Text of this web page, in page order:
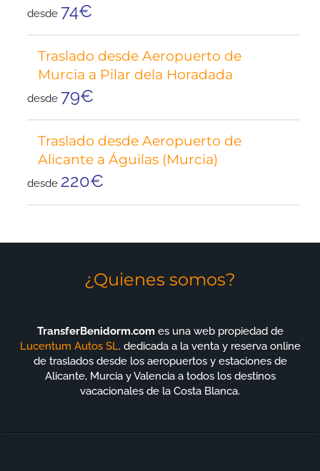
desde 74€
Traslado desde Aeropuerto de
Murcia a Pilar dela Horadada
desde 79€
Traslado desde Aeropuerto de
Alicante a Águilas (Murcia)
desde 220€
¿Quienes somos?
TransferBenidorm.com es una web propiedad de
Lucentum Autos SL. dedicada a la venta y reserva online
de traslados desde los aeropuertos y estaciones de
Alicante, Murcia y Valencia a todos los destinos
vacacionales de la Costa Blanca.